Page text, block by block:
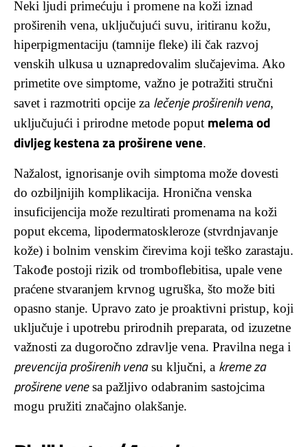
Neki ljudi primećuju i promene na koži iznad
proširenih vena, uključujući suvu, iritiranu kožu,
hiperpigmentaciju (tamnije fleke) ili čak razvoj
venskih ulkusa u uznapredovalim slučajevima. Ako
primetite ove simptome, važno je potražiti stručni
savet i razmotriti opcije za lečenje proširenih vena,
uključujući i prirodne metode poput melema od
divljeg kestena za proširene vene.
Nažalost, ignorisanje ovih simptoma može dovesti
do ozbiljnijih komplikacija. Hronična venska
insuficijencija može rezultirati promenama na koži
poput ekcema, lipodermatoskleroze (stvrdnjavanje
kože) i bolnim venskim čirevima koji teško zarastaju.
Takođe postoji rizik od tromboflebitisa, upale vene
praćene stvaranjem krvnog ugruška, što može biti
opasno stanje. Upravo zato je proaktivni pristup, koji
uključuje i upotrebu prirodnih preparata, od izuzetne
važnosti za dugoročno zdravlje vena. Pravilna nega i
prevencija proširenih venasu ključni, a kreme za
proširene venesa pažljivo odabranim sastojcima
mogu pružiti značajno olakšanje.